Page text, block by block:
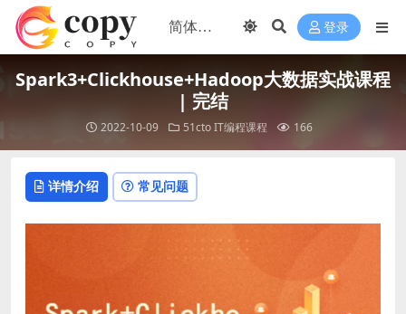
登录
Spark3+Clickhouse+Hadoop大数据实战课程
| 完结
2022-10-09 51ctoIT编程课程 166
详情介绍 常见问题